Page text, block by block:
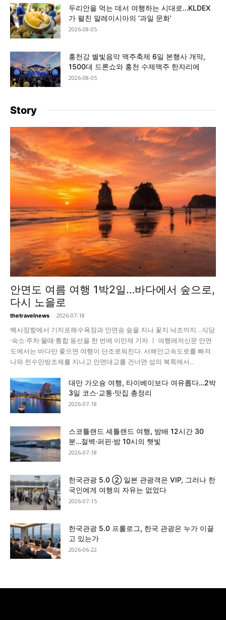
두리안을 먹는 데서 여행하는 시대로…KLDEX
가 펼친 말레이시아의 ‘과일 문화’
2026-08-05
홍천강 별빛음악 맥주축제 6일 본행사 개막,
1500대 드론쇼와 홍천 수제맥주 한자리에
2026-08-05
Story
안면도 여름 여행 1박2일…바다에서 숲으로,
다시 노을로
thetravelnews - 2026-07-18
백사장항에서 기지포해수욕장과 안면송 숲을 지나 꽃지 낙조까지…식당
·숙소·주차·물때·통합 동선을 한 번에 이만재 기자 ㅣ 여행레저신문 안면
도에서는 바다만 좇으면 여행이 단조로워진다. 서해안고속도로를 빠져
나와 천수만방조제를 지나고 안면대교를 건너면 섬의 북쪽에서...
대만 가오슝 여행, 타이베이보다 여유롭다…2박
3일 코스·교통·맛집 총정리
2026-07-18
스코틀랜드 셰틀랜드 여행, 밤배 12시간 30
분…절벽·퍼핀·밤 10시의 햇빛
2026-07-18
한국관광 5.0 ② 일본 관광객은 VIP, 그러나 한
국인에게 여행의 자유는 없었다
2026-07-15
한국관광 5.0 프롤로그, 한국 관광은 누가 이끌
고 있는가
2026-06-22